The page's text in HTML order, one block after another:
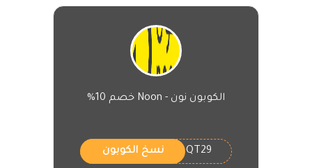
الكوبون نون - Noon خصم 10%
QT29 نسخ الكوبون